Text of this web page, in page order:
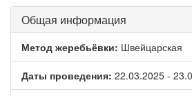
Общая информация
Метод жеребьёвки: Швейцарская
Даты проведения: 22.03.2025 -